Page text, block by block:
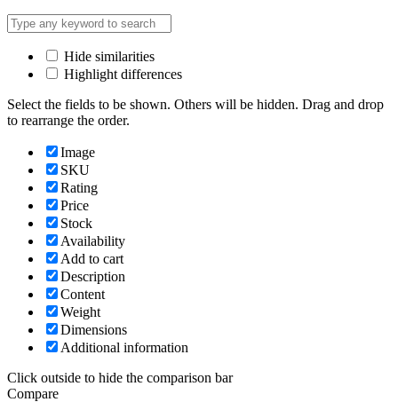
Hide similarities
Highlight differences
Select the fields to be shown. Others will be hidden. Drag and drop
to rearrange the order.
Image
SKU
Rating
Price
Stock
Availability
Add to cart
Description
Content
Weight
Dimensions
Additional information
Click outside to hide the comparison bar
Compare